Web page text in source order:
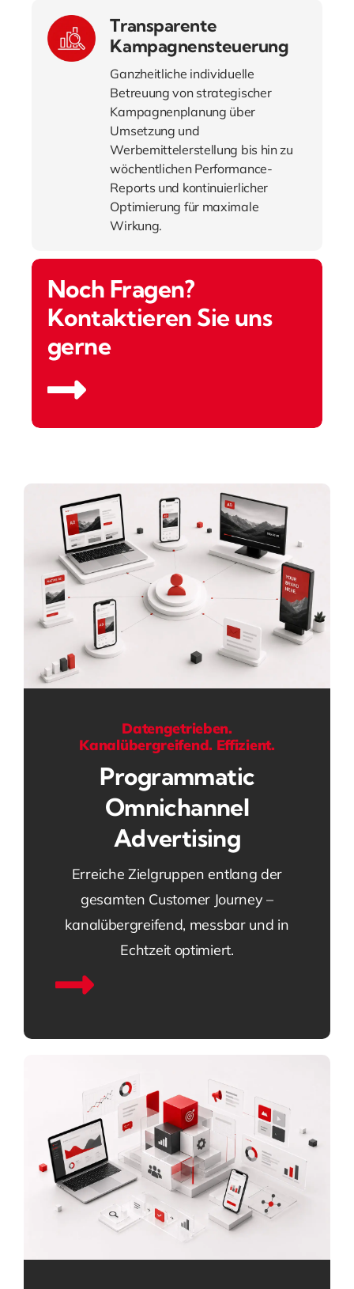
Transparente
Kampagnensteuerung
Ganzheitliche individuelle
Betreuung von strategischer
Kampagnenplanung über
Umsetzung und
Werbemittelerstellung bis hin zu
wöchentlichen Performance-
Reports und kontinuierlicher
Optimierung für maximale
Wirkung.
Noch Fragen?
Kontaktieren Sie uns
gerne
Datengetrieben.
Kanalübergreifend. Effizient.
Programmatic
Omnichannel
Advertising
Erreiche Zielgruppen entlang der
gesamten Customer Journey –
kanalübergreifend, messbar und in
Echtzeit optimiert.